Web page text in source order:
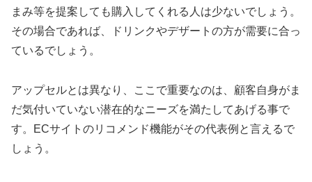
まみ等を提案しても購入してくれる人は少ないでしょう。
その場合であれば、ドリンクやデザートの方が需要に合っ
ているでしょう。
アップセルとは異なり、ここで重要なのは、顧客自身がま
だ気付いていない潜在的なニーズを満たしてあげる事で
す。ECサイトのリコメンド機能がその代表例と言えるで
しょう。